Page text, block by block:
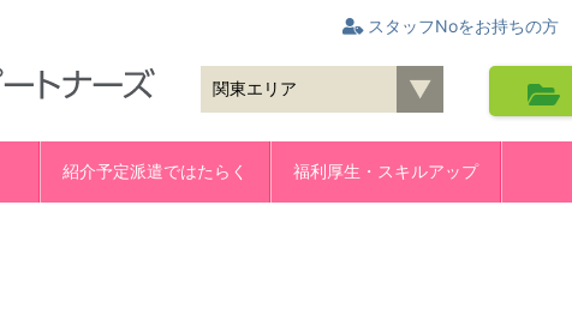
スタッフNoをお持ちの方
紹介予定派遣ではたらく 福利厚生・スキルアップ